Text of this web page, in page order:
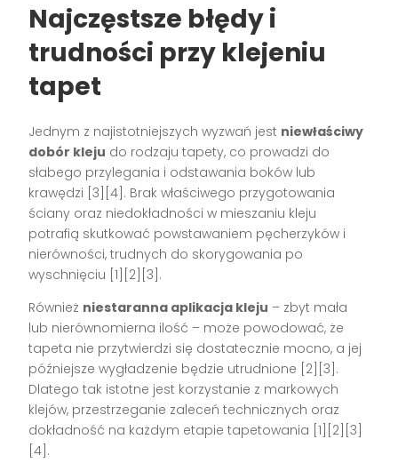
Najczęstsze błędy i
trudności przy klejeniu
tapet
Jednym z najistotniejszych wyzwań jest niewłaściwy
dobór kleju do rodzaju tapety, co prowadzi do
słabego przylegania i odstawania boków lub
krawędzi [3][4] . Brak właściwego przygotowania
ściany oraz niedokładności w mieszaniu kleju
potrafią skutkować powstawaniem pęcherzyków i
nierówności, trudnych do skorygowania po
wyschnięciu [1][2][3] .
Również niestaranna aplikacja kleju – zbyt mała
lub nierównomierna ilość – może powodować, że
tapeta nie przytwierdzi się dostatecznie mocno, a jej
późniejsze wygładzenie będzie utrudnione [2][3] .
Dlatego tak istotne jest korzystanie z markowych
klejów, przestrzeganie zaleceń technicznych oraz
dokładność na każdym etapie tapetowania [1][2][3]
[4] .